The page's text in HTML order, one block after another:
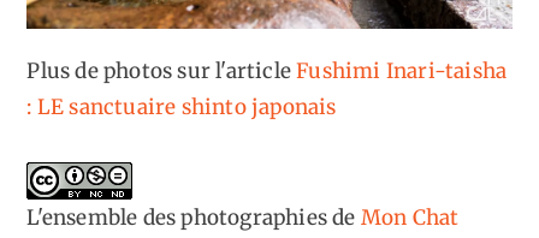
Plus de photos sur l'articleFushimi Inari-taisha
: LE sanctuaire shinto japonais
L'ensemble des photographiesde Mon Chat